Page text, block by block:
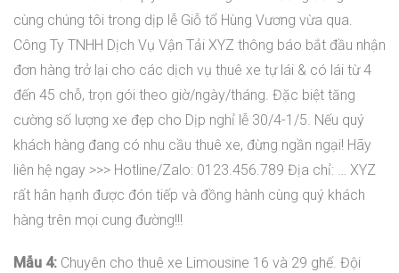
cùng chúng tôi trong dịp lễ Giỗ tổ Hùng Vương vừa qua.
Công Ty TNHH Dịch Vụ Vận Tải XYZ thông báo bắt đầu nhận
đơn hàng trở lại cho các dịch vụ thuê xe tự lái & có lái từ 4
đến 45 chỗ, trọn gói theo giờ/ngày/tháng. Đặc biệt tăng
cường số lượng xe đẹp cho Dịp nghỉ lễ 30/4-1/5. Nếu quý
khách hàng đang có nhu cầu thuê xe, đừng ngần ngại! Hãy
liên hệ ngay >>> Hotline/Zalo: 0123.456.789 Địa chỉ: … XYZ
rất hân hạnh được đón tiếp và đồng hành cùng quý khách
hàng trên mọi cung đường!!!
Mẫu 4: Chuyên cho thuê xe Limousine 16 và 29 ghế. Đội